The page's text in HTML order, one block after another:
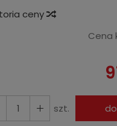
ceny
Cena
szt.